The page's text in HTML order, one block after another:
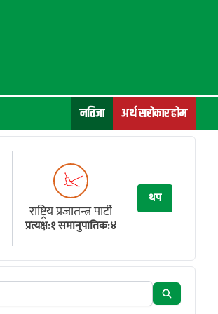
नतिजा अर्थ सरोकार होम
राष्ट्रिय प्रजातन्त्र पार्टी
प्रत्यक्ष:१ समानुपातिक:४
थप